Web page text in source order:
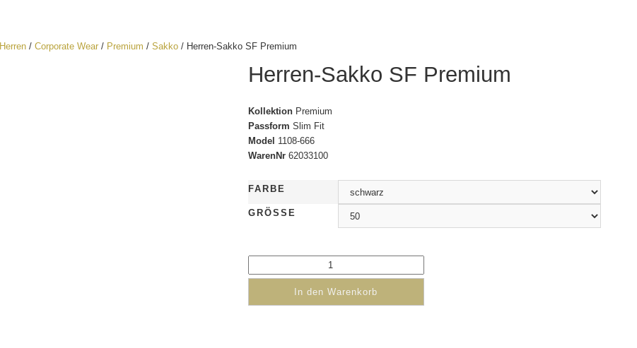
Herren/ Corporate Wear/ Premium / Sakko/ Herren-Sakko SF Premium
Herren-Sakko SF Premium
KollektionPremium
Passform Slim Fit
Model 1108-666
WarenNr62033100
FARBE
GRÖSSE
In den Warenkorb